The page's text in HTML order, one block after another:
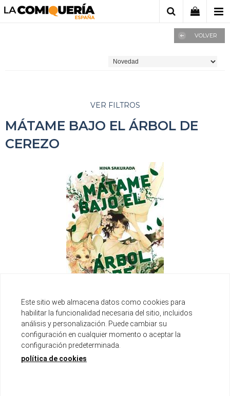
VOLVER
VER FILTROS
MÁTAME BAJO EL ÁRBOL DE
CEREZO
MÁTAME BAJO EL ÁRBOL DE CEREZO
8,00 € 7,60 €
Este sitio web almacena datos como cookies para
habilitar la funcionalidad necesaria del sitio, incluidos
análisis y personalización. Puede cambiar su
configuración en cualquier momento o aceptar la
configuración predeterminada.
política de cookies